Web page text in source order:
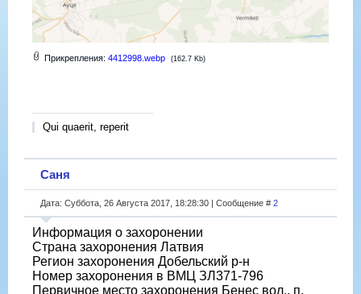
Прикрепления: 4412998.webp (162.7 Kb)
Qui quaerit, reperit
Саня
Дата: Суббота, 26 Августа 2017, 18:28:30 | Сообщение # 2
Информация о захоронении
Страна захоронения Латвия
Регион захоронения Добельский р-н
Номер захоронения в ВМЦ ЗЛ371-796
Первичное место захоронения Бенес вол., п.